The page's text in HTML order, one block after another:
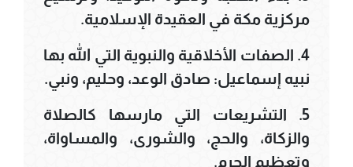
مركزية مكة في العقيدة الإسلامية.
4. الصفات الأخلاقية والنبوية التي الله بها
نبيه إسماعيل: صادق الوعد، وحليم، ونبي.
5. التشريعات التي مارسها كالصلاة
والزكاة، والحج، والشورى، والمساواة،
وتعظيم الحرم.